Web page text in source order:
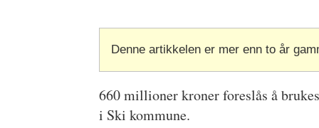
Denne artikkelen er mer enn to år
660 millioner kroner foreslås å
i Ski kommune.